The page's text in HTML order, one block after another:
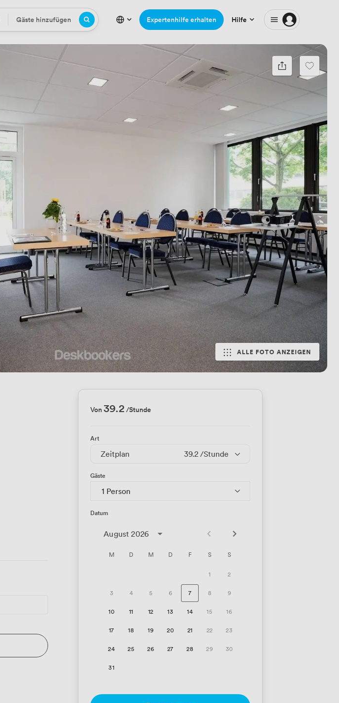
Gäste
Gäste hinzufügen Expertenhilfe erhalten Hilfe
ALLE FOTO ANZEIGEN
Von39.2 /Stunde
Art
Zeitplan 39.2 /Stunde
Gäste
1 Person
Datum
August 2026
M D M D F S S
1 2
3 4 5 6 7 8 9
10 11 12 13 14 15 16
17 18 19 20 21 22 23
24 25 26 27 28 29 30
31